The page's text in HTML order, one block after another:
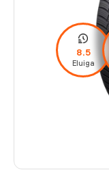
8.5
Eluiga